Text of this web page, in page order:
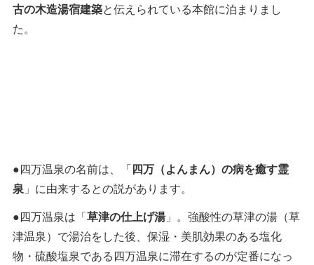
古の木造湯宿建築と伝えられている本館に泊まりまし
た。
●四万温泉の名前は、「四万（よんまん）の病を癒す霊
泉 」に由来するとの説があります。
●四万温泉は「草津の仕上げ湯」。強酸性の草津の湯（草
津温泉）で湯治をした後、保湿・美肌効果のある塩化
物・硫酸塩泉である四万温泉に滞在するのが定番になっ